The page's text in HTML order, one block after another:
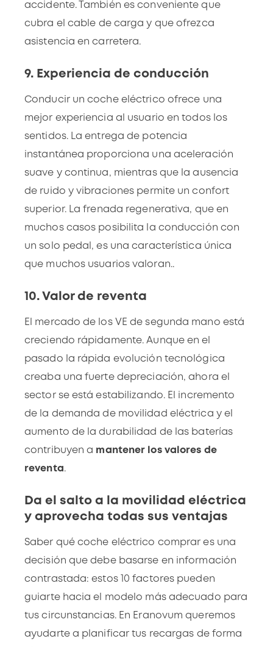
accidente. También es conveniente que
cubra el cable de carga y que ofrezca
asistencia en carretera.
9. Experiencia de conducción
Conducir un coche eléctrico ofrece una
mejor experiencia al usuario en todos los
sentidos. La entrega de potencia
instantánea proporciona una aceleración
suave y continua, mientras que la ausencia
de ruido y vibraciones permite un confort
superior. La frenada regenerativa, que en
muchos casos posibilita la conducción con
un solo pedal, es una característica única
que muchos usuarios valoran..
10. Valor de reventa
El mercado de los VE de segunda mano está
creciendo rápidamente. Aunque en el
pasado la rápida evolución tecnológica
creaba una fuerte depreciación, ahora el
sector se está estabilizando. El incremento
de la demanda de movilidad eléctrica y el
aumento de la durabilidad de las baterías
contribuyen a mantener los valores de
reventa.
Da el salto a la movilidad eléctrica
y aprovecha todas sus ventajas
Saber qué coche eléctrico comprar es una
decisión que debe basarse en información
contrastada: estos 10 factores pueden
guiarte hacia el modelo más adecuado para
tus circunstancias. En Eranovum queremos
ayudarte a planificar tus recargas de forma